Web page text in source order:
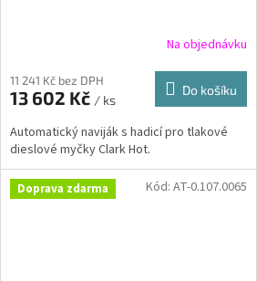
Na objednávku
11 241 Kč bez DPH
13 602 Kč / ks
Do košíku
Automatický naviják s hadicí pro tlakové
dieslové myčky Clark Hot.
Doprava zdarma Kód: AT-0.107.0065